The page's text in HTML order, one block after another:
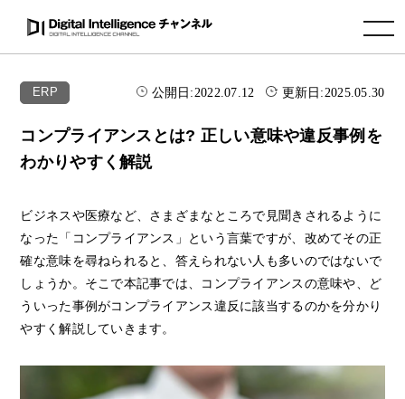
toggle navigation
ERP 公開日:2022.07.12 更新日:2025.05.30
コンプライアンスとは? 正しい意味や違反事例を
わかりやすく解説
ビジネスや医療など、さまざまなところで見聞きされるように
なった「コンプライアンス」という言葉ですが、改めてその正
確な意味を尋ねられると、答えられない人も多いのではないで
しょうか。そこで本記事では、コンプライアンスの意味や、ど
ういった事例がコンプライアンス違反に該当するのかを分かり
やすく解説していきます。